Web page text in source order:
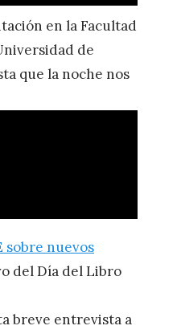
en la Facultad
de
que la noche nos
sobre nuevos
del Día del Libro
breve entrevista a